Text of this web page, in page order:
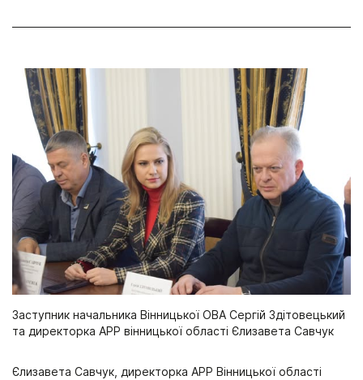
Заступник начальника Вінницької ОВА Сергій Здітовецький
та директорка АРР вінницької області Єлизавета Савчук
Єлизавета Савчук, директорка АРР Вінницької області